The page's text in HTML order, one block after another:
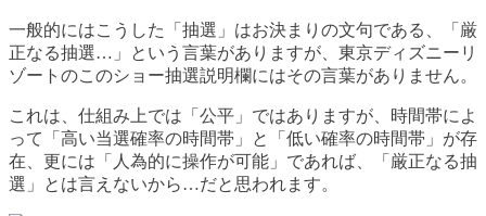
一般的にはこうした「抽選」はお決まりの文句である、「厳
正なる抽選…」という言葉がありますが、東京ディズニーリ
ゾートのこのショー抽選説明欄にはその言葉がありません。
これは、仕組み上では「公平」ではありますが、時間帯によ
って「高い当選確率の時間帯」と「低い確率の時間帯」が存
在、更には「人為的に操作が可能」であれば、「厳正なる抽
選」とは言えないから…だと思われます。